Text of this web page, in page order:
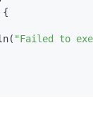
{
"Failed to